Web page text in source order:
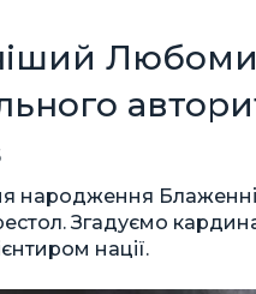
народження
Згадуємо
нації.